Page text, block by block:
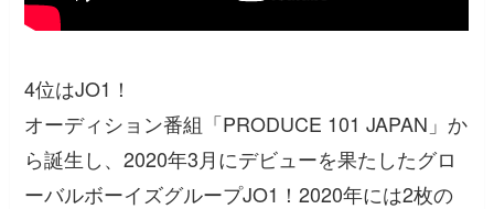
4位はJO1！
オーディション番組「PRODUCE 101 JAPAN」か
ら誕生し、2020年3月にデビューを果たしたグロ
ーバルボーイズグループJO1！2020年には2枚の